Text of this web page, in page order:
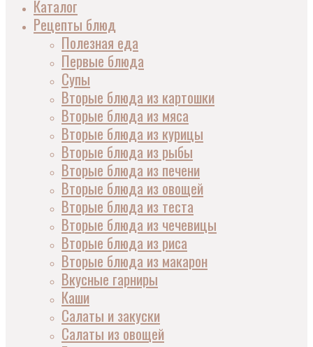
Каталог
Рецепты блюд
Полезная еда
Первые блюда
Супы
Вторые блюда из картошки
Вторые блюда из мяса
Вторые блюда из курицы
Вторые блюда из рыбы
Вторые блюда из печени
Вторые блюда из овощей
Вторые блюда из теста
Вторые блюда из чечевицы
Вторые блюда из риса
Вторые блюда из макарон
Вкусные гарниры
Каши
Салаты и закуски
Салаты из овощей